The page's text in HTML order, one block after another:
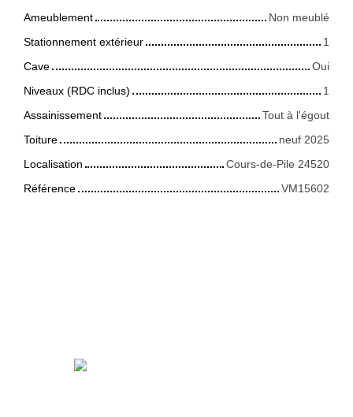
Ameublement
Non meublé
Stationnement extérieur
1
Cave
Oui
Niveaux (RDC inclus)
1
Assainissement
Tout à l'égout
Toiture
neuf 2025
Localisation
Cours-de-Pile 24520
Référence
VM15602